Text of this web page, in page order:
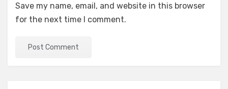
Save my name, email, and website in this browser
for the next time I comment.